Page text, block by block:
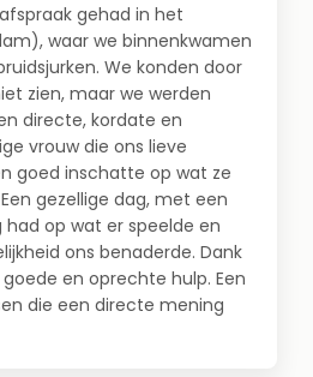
gehad in het
waar we binnenkwamen
We konden door
zien, maar we werden
directe, kordate en
vrouw die ons lieve
goed inschatte op wat ze
gezellige dag, met een
op wat er speelde en
ons benaderde. Dank
en oprechte hulp. Een
die een directe mening